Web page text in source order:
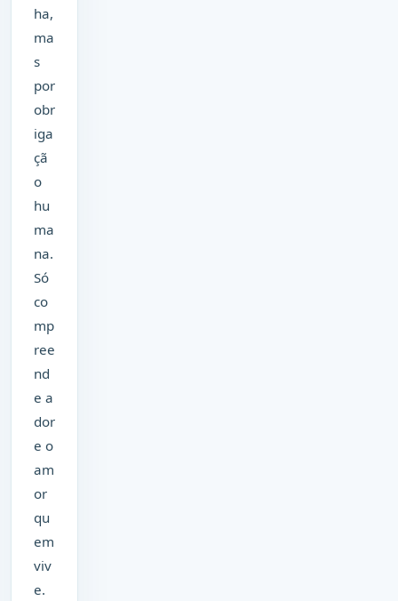
ha,
ma
s
por
obr
iga
çã
o
hu
ma
na.
Só
co
mp
ree
nd
e a
dor
e o
am
or
qu
em
viv
e.